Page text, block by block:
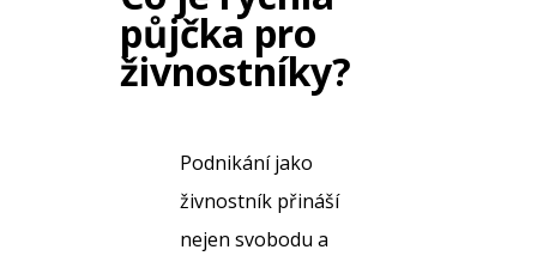
půjčka pro
živnostníky?
Podnikání jako
živnostník přináší
nejen svobodu a